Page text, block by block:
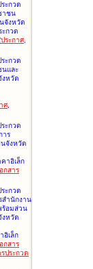
ระกวด
าชน
จังหวัด
กวด
ประกาศ,
ระกวด
นและ
งหวัด
ศ,
ระกวด
าร
จังหวัด
าอิเล็ก
อกสาร
ระกวด
สำนักงาน
ร้อมส่วน
งหวัด
อิเล็ก
อกสาร
รประกวด